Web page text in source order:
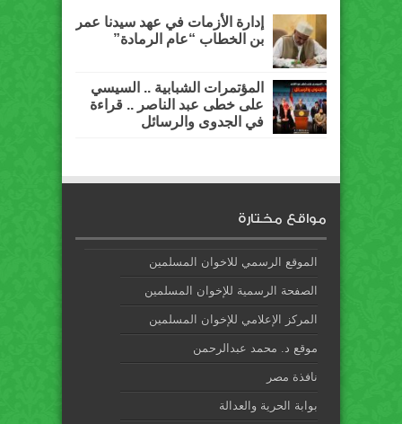
إدارة الأزمات في عهد سيدنا عمر
بن الخطاب “عام الرمادة”
المؤتمرات الشبابية .. السيسي
على خطى عبد الناصر .. قراءة
في الجدوى والرسائل
مواقع مختارة
الموقع الرسمي للاخوان المسلمين
الصفحة الرسمية للإخوان المسلمين
المركز الإعلامي للإخوان المسلمين
موقع د. محمد عبدالرحمن
نافذة مصر
بوابة الحرية والعدالة